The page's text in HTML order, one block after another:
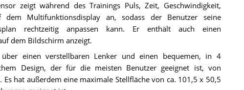
zeigt während des Trainings Puls, Zeit, Geschwindigkeit,
dem Multifunktionsdisplay an, sodass der Benutzer seine
rechtzeitig anpassen kann. Er enthält auch einen
dem Bildschirm anzeigt.
einen verstellbaren Lenker und einen bequemen, in 4
Design, der für die meisten Benutzer geeignet ist, von
hat außerdem eine maximale Stellfläche von ca. 101,5 x 50,5